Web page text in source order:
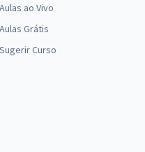
Aulas ao Vivo
Aulas Grátis
Sugerir Curso